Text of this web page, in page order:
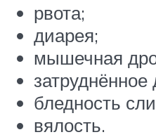
рвота;
диарея;
мышечная
бледность
вялость.